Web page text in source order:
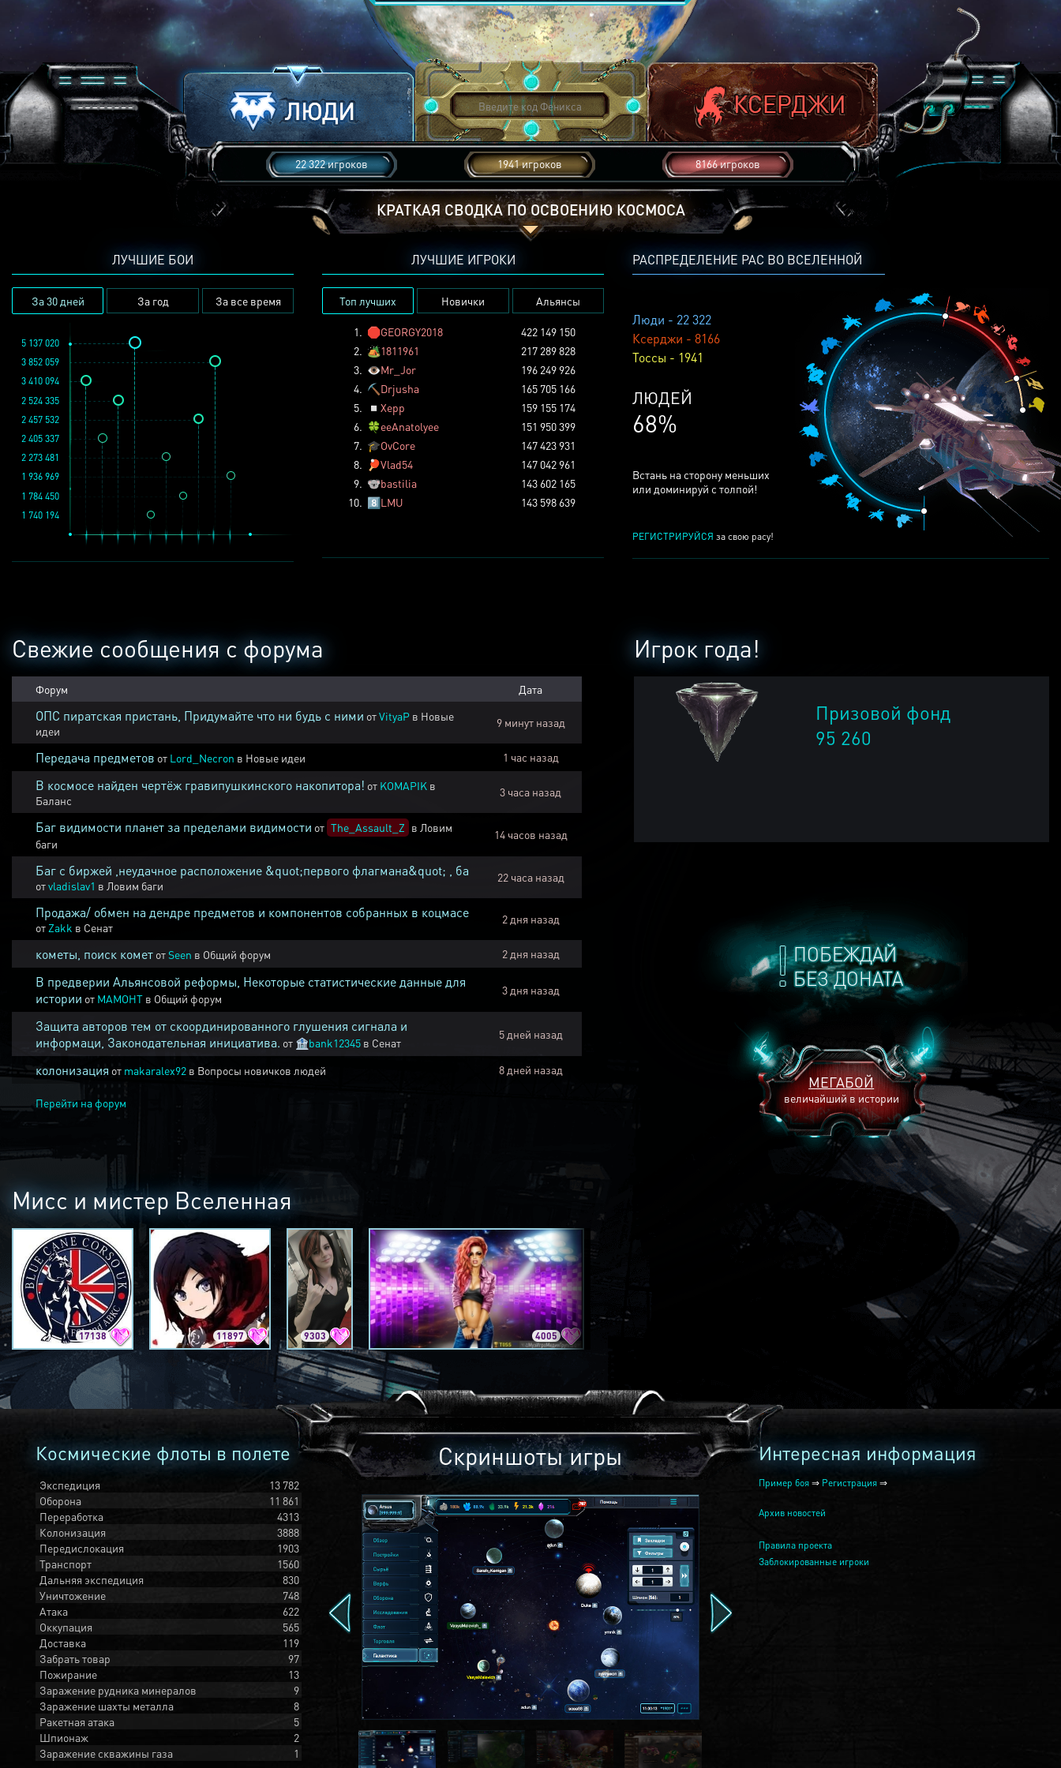
22 322 игроков 1941 игроков 8166 игроков
КРАТКАЯ СВОДКА ПО ОСВОЕНИЮ КОСМОСА
РАСПРЕДЕЛЕНИЕ РАС ВО ВСЕЛЕННОЙ
Люди - 22 322
Ксерджи - 8166
Тоссы - 1941
КСЕРДЖЕЙ
25%
Встань на сторону меньших
или доминируй с толпой!
РЕГИСТРИРУЙСЯ за свою расу!
ЛУЧШИЕ БОИ
За 30 дней За год За все время
1 936 969
3 852 059
2 457 532
1 784 450
2 273 481
1 740 194
5 137 020
2 524 335
2 405 337
3 410 094
ЛУЧШИЕ ИГРОКИ
Топ лучших Новички Альянсы
1. 🛑GEORGY2018
422 149 150
2. 🏕️1811961
217 289 828
3. 👁️Mr_Jor
196 249 926
4. ⛏️ Drjusha
165 705 166
5.
◽ Xepp
159 155 174
6. 🍀eeAnatolyee
151 950 399
7. 🎓OvCore
147 423 931
8.
🏓Vlad54
147 042 961
9. 🐨bastilia
143 602 165
10. 8️⃣LMU 143 598 639
ПОБЕЖДАЙ
БЕЗ ДОНАТА
МЕГАБОЙ
величайший в истории
Игрок года!
Призовой фонд
95 260
Свежие сообщения с форума
Форум Дата
ОПС пиратская пристань, Придумайте что ни будь с ними отVityaP в Новые
идеи
9 минут назад
Передача предметов от Lord_Necron в Новые идеи 1 час назад
В космосе найден чертёж гравипушкинского накопитора! от KOMAPIK в
Баланс
3 часа назад
Баг видимости планет за пределами видимости от The_Assault_Z в Ловим
баги
14 часов назад
Баг с биржей ,неудачное расположение &quot;первого флагмана&quot; , ба
отvladislav1 в Ловим баги
22 часа назад
Продажа/ обмен на дендре предметов и компонентов собранных в коцмасе
от Zakk в Сенат
2 дня назад
кометы, поиск комет отSeen в Общий форум 2 дня назад
В предверии Альянсовой реформы, Некоторые статистические данные для
истории от MAMOHT в Общий форум
3 дня назад
Защита авторов тем от скоординированного глушения сигнала и
информаци, Законодательная инициатива. от 🏦bank12345 в Сенат
5 дней назад
колонизация от makaralex92 в Вопросы новичков людей 8 дней назад
Перейти на форум
Мисс и мистер Вселенная
17138 11897 9303 4005 2240
Космические флоты в полете
Экспедиция
13 782
Оборона
11 861
Переработка
4313
Колонизация
3888
Передислокация
1903
Транспорт
1560
Дальняя экспедиция
830
Уничтожение
748
Атака
622
Оккупация
565
Доставка
119
Забрать товар
97
Пожирание
13
Заражение рудника минералов
9
Заражение шахты металла
8
Ракетная атака
5
Шпионаж
2
Заражение скважины газа
1
Скриншоты игры Интересная информация
Пример боя ⇒ Регистрация ⇒
Архив новостей
Правила проекта
Заблокированные игроки